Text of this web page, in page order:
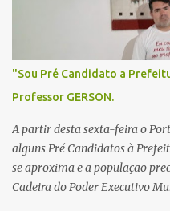
"Sou Pré Candidato a
Professor GERSON.
A partir desta sexta-feira o
alguns Pré Candidatos à
se aproxima e a população
Cadeira do Poder Executivo